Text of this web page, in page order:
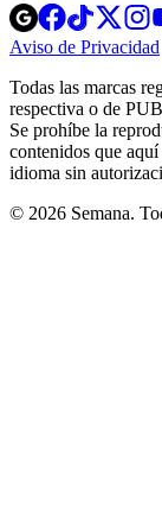
Opens
in
new
Opens
in
new
in
new
Aviso de Privacidad
Todas las marcas
respectiva o de
Se prohíbe la
contenidos que
idioma sin
© 2026 Semana.